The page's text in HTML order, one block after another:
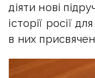
діяти нові
історії росії
в них